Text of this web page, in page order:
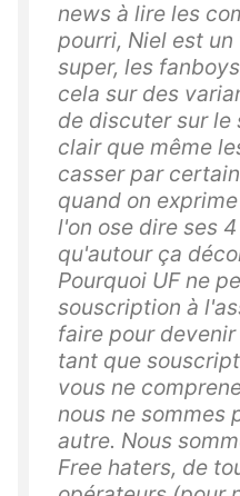
news à lire les
pourri, Niel est
super, les
cela sur des
de discuter sur le
clair que même
casser par
quand on
l'on ose dire ses
qu'autour ça
Pourquoi UF ne
souscription à
faire pour
tant que
vous ne
nous ne sommes
autre. Nous
Free haters, de